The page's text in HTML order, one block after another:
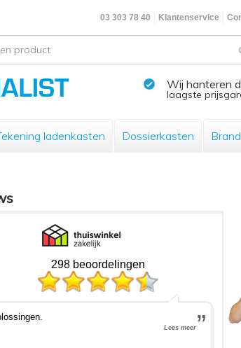
03 303 78 40 Klantenservice
Wij hanteren
laagste
ladenkasten Dossierkasten